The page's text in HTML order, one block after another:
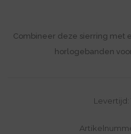
Combineer deze sierring met
horlogebanden
Levertijd: